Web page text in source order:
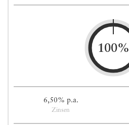
100%
6,50% p.a.
Zinsen